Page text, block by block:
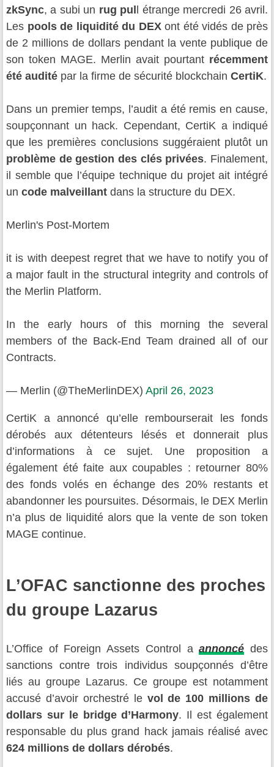
zkSync, a subi un rug pul
l étrange mercredi 26 avril.
Les pools de liquidité du DEXont été vidés de près
de 2 millions de dollars pendant la vente publique de
son token MAGE. Merlin avait pourtant récemment
été audité par la firme de sécurité blockchain CertiK.
Dans un premier temps, l’audit a été remis en cause,
soupçonnant un hack. Cependant, CertiK a indiqué
que les premières conclusions suggéraient plutôt un
problème de gestion des clés privées. Finalement,
il semble que l’équipe technique du projet ait intégré
un code malveillant dans la structure du DEX.
Merlin's Post-Mortem
it is with deepest regret that we have to notify you of
a major fault in the structural integrity and controls of
the Merlin Platform.
In the early hours of this morning the several
members of the Back-End Team drained all of our
Contracts.
— Merlin (@TheMerlinDEX) April 26, 2023
CertiK a annoncé qu’elle rembourserait les fonds
dérobés aux détenteurs lésés et donnerait plus
d’informations à ce sujet. Une proposition a
également été faite aux coupables : retourner 80%
des fonds volés en échange des 20% restants et
abandonner les poursuites. Désormais, le DEX Merlin
n’a plus de liquidité alors que la vente de son token
MAGE continue.
L’OFAC sanctionne des proches
du groupe Lazarus
L’Office of Foreign Assets Control aannoncé des
sanctions contre trois individus soupçonnés d’être
liés au groupe Lazarus. Ce groupe est notamment
accusé d’avoir orchestré le vol de 100 millions de
dollars sur le bridge d’Harmony. Il est également
responsable du plus grand hack jamais réalisé avec
624 millions de dollars dérobés.